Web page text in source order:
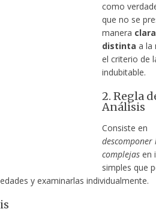
como
que no se
manera
distinta a la
el criterio de
indubitable.
2. Regla
Análisis
Consiste en
descomponer
complejasen
simples que
y examinarlas individualmente.